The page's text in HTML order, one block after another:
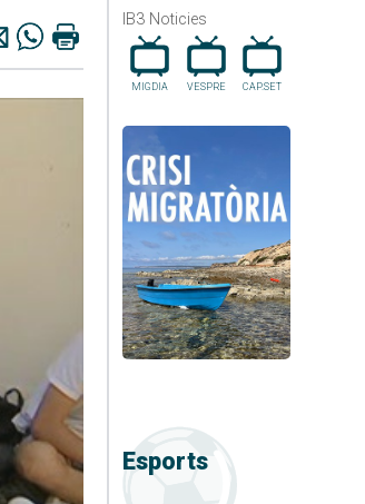
IB3 Noticies
MIGDIA VESPRE CAP.SET
Esports